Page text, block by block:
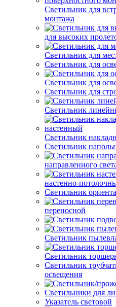
Светильник для
монтажа
для высоких
Светильник для
Светильник для
Светильник для
Светильник для
Светильник
Светильник
Светильник
направленного
настенно-
Светильник
переносной
Светильник
Светильник
Светильник
освещения
Светильники для
Указатель световой